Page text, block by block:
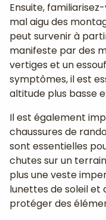
Ensuite,
mal aigu des
peut survenir à
manifeste par des
vertiges et un
symptômes, il est
altitude plus basse
Il est également
chaussures de
sont essentielles
chutes sur un
plus une veste
lunettes de soleil et
protéger des